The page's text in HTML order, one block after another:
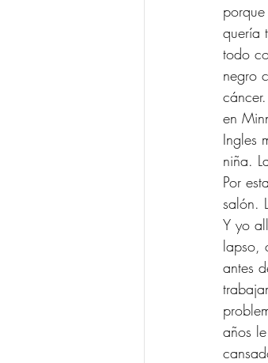
quería
todo
negro
en
Ingles
niña.
Por
salón.
Y yo
lapso,
antes
años